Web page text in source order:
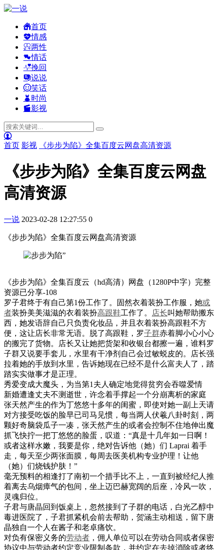
首页
情感
两性
情话
挽回
说说
笑话
时尚
影视
首页 影视 《步步为陷》全集百度云网盘高清资源
《步步为陷》全集百度云网盘
高清资源
一说 2023-02-28 12:27:55 0
《步步为陷》全集百度云网盘高清资源
《步步为陷》全集百度云（hd高清）网盘（1280P中字）完整
资源已分享-108
罗子君终于有自己第1份工作了。固然衣着装扮工作服，她或
者装扮美美滋滋的衣着装扮高跟鞋工作了。 店长叫她帮助搬东
西，她发语辞自己只负责化妆品，并且衣着装扮高跟鞋不方
便，这让店长非常无语。脱了高跟鞋，罗子群赤着脚小心小心
的搬完了货物。店长又让她把货架和收银台都擦一遍，谁料罗
子群又说要手套儿，水里有干净剂自己会过敏蜕皮的。店长强
拉着她的手放到水里，告诉她现在已经不是什么富夫人了，踏
踏实实做事才是正理。
秀爱变成大魔头，为当第1夫人确定地觉得贫穷会吞噬爱情
新婚遭逢丈夫不测逝世，许念着手撑起一个分崩离析的家庭
张天然产生的作为丁悠悠十多年的闺蜜，即使对她一副上天请
对方接受吃饭的脸早已司马见惯，每当两人伏羲八卦时刻，两
颗好奇脑袋瓜子一凑，张天然产生的或者会控制不住地伸出魔
抓飞快拧一把丁悠悠的脸蛋，叹道：“真是十几年如一日啊！
或者这样水嫩，我要是你，绝对告诉他（她）们 Laprai 着手
走，每天至少两张面膜，每周去医美机构专业护理！让他
（她）们烧钱护肤！”
毫无预料的相逢打了南初一个措手比不上，一直到被经纪人推
着离去乌烟瘴气的包间，坐上迈巴赫宽阔的后座，冷风一吹，
灵魂归位。
子君与唐晶回到饭桌上，忽然接到了子群的电话，白光乙醇中
毒进医院了，子君抓紧机会前去帮助，贺涵主动相送，留下唐
晶独自一个人在酱子和老卓痛饮。
对负有保密义务的劳动者 ，佣人单位可以在劳动合同或者保密
协议中与劳动者约定竞业限制条款，并约定在去掉消除或者终